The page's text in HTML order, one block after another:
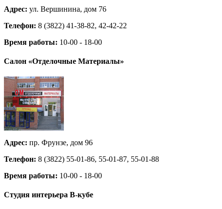
Адрес: ул. Вершинина, дом 76
Телефон: 8 (3822) 41-38-82, 42-42-22
Время работы: 10-00 - 18-00
Салон «Отделочные Материалы»
Адрес: пр. Фрунзе, дом 96
Телефон: 8 (3822) 55-01-86, 55-01-87, 55-01-88
Время работы: 10-00 - 18-00
Студия интерьера В-кубе